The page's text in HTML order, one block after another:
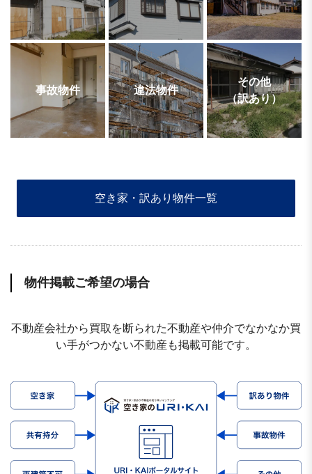
事故物件 違法物件
その他
（訳あり）
空き家・訳あり物件一覧
物件掲載ご希望の場合
不動産会社から買取を断られた不動産や仲介でなかなか買
い手がつかない不動産も掲載可能です。